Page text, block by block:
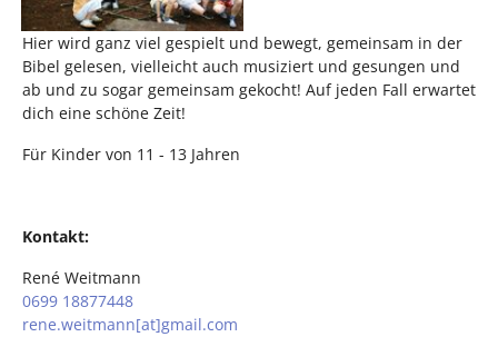
Hier wird ganz viel gespielt und bewegt, gemeinsam in der
Bibel gelesen, vielleicht auch musiziert und gesungen und
ab und zu sogar gemeinsam gekocht! Auf jeden Fall erwartet
dich eine schöne Zeit!
Für Kinder von 11 - 13 Jahren
Kontakt:
René Weitmann
0699 18877448
rene.weitmann[at]gmail.com